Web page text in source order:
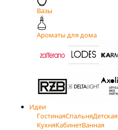
Вазы
Ароматы для дома
Идеи
ГостинаяСпальняДетская
КухняКабинетВанная